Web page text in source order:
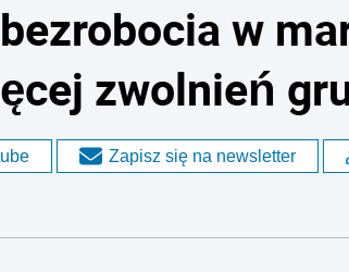
w
zwolnień
Zapisz się na newsletter